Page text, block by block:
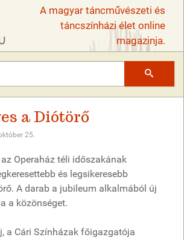
A magyar táncművészeti és
táncszínházi élet online
magazinja.
a Diótörő
25.
Operaház téli időszakának
és legsikeresebb
A darab a jubileum alkalmából új
a közönséget.
a Cári Színházak főigazgatója